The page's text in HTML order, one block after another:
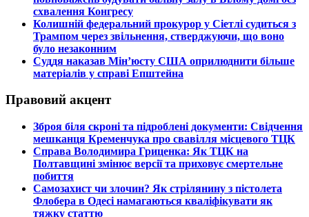
схвалення Конгресу
​Колишній федеральний прокурор у Сіетлі судиться з
Трампом через звільнення, стверджуючи, що воно
було незаконним
​Суддя наказав Мін’юсту США оприлюднити більше
матеріалів у справі Епштейна
Правовий акцент
​Зброя біля скроні та підроблені документи: Свідчення
мешканця Кременчука про свавілля місцевого ТЦК
​Справа Володимира Гриценка: Як ТЦК на
Полтавщині змінює версії та приховує смертельне
побиття
​Самозахист чи злочин? Як стрілянину з пістолета
Флобера в Одесі намагаються кваліфікувати як
тяжку статтю